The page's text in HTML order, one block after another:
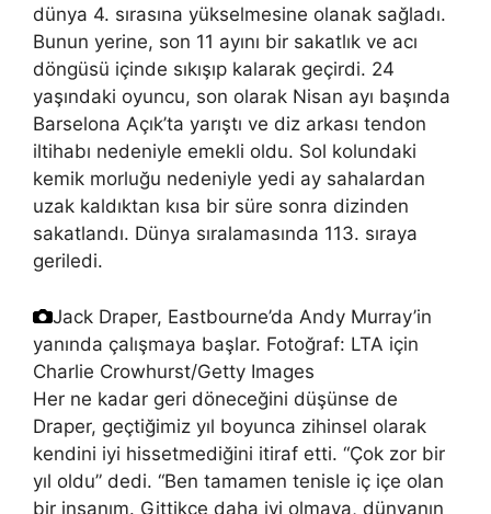
dünya 4. sırasına yükselmesine olanak sağladı.
Bunun yerine, son 11 ayını bir sakatlık ve acı
döngüsü içinde sıkışıp kalarak geçirdi. 24
yaşındaki oyuncu, son olarak Nisan ayı başında
Barselona Açık’ta yarıştı ve diz arkası tendon
iltihabı nedeniyle emekli oldu. Sol kolundaki
kemik morluğu nedeniyle yedi ay sahalardan
uzak kaldıktan kısa bir süre sonra dizinden
sakatlandı. Dünya sıralamasında 113. sıraya
geriledi.
Jack Draper, Eastbourne’da Andy Murray’in
yanında çalışmaya başlar. Fotoğraf: LTA için
Charlie Crowhurst/Getty Images
Her ne kadar geri döneceğini düşünse de
Draper, geçtiğimiz yıl boyunca zihinsel olarak
kendini iyi hissetmediğini itiraf etti. “Çok zor bir
yıl oldu” dedi. “Ben tamamen tenisle iç içe olan
bir insanım. Gittikçe daha iyi olmaya, dünyanın